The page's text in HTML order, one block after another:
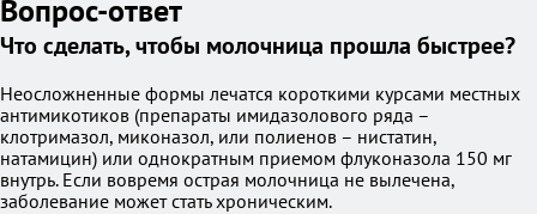
Вопрос-ответ
Что сделать, чтобы молочница прошла быстрее?
Неосложненные формы лечатся короткими курсами местных
антимикотиков (препараты имидазолового ряда –
клотримазол, миконазол, или полиенов – нистатин,
натамицин) или однократным приемом флуконазола 150 мг
внутрь. Если вовремя острая молочница не вылечена,
заболевание может стать хроническим.